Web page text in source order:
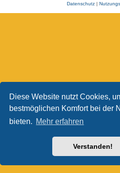
Diese Website nutzt Cookies,
bestmöglichen Komfort bei der
bieten. Mehr erfahren
Verstanden!
Datenschutz|